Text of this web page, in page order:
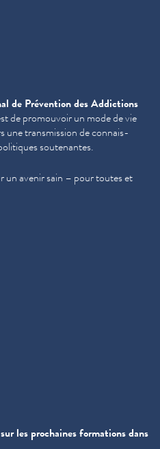
de Prévention des Addictions
de promouvoir un mode de vie
une trans­mis­sion de con­nais­
soutenantes.
un avenir sain – pour toutes et
les prochaines formations dans